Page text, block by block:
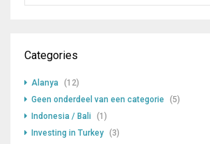
Categories
Alanya (12)
Geen onderdeel van een categorie (5)
Indonesia / Bali
(1)
Investing in Turkey (3)